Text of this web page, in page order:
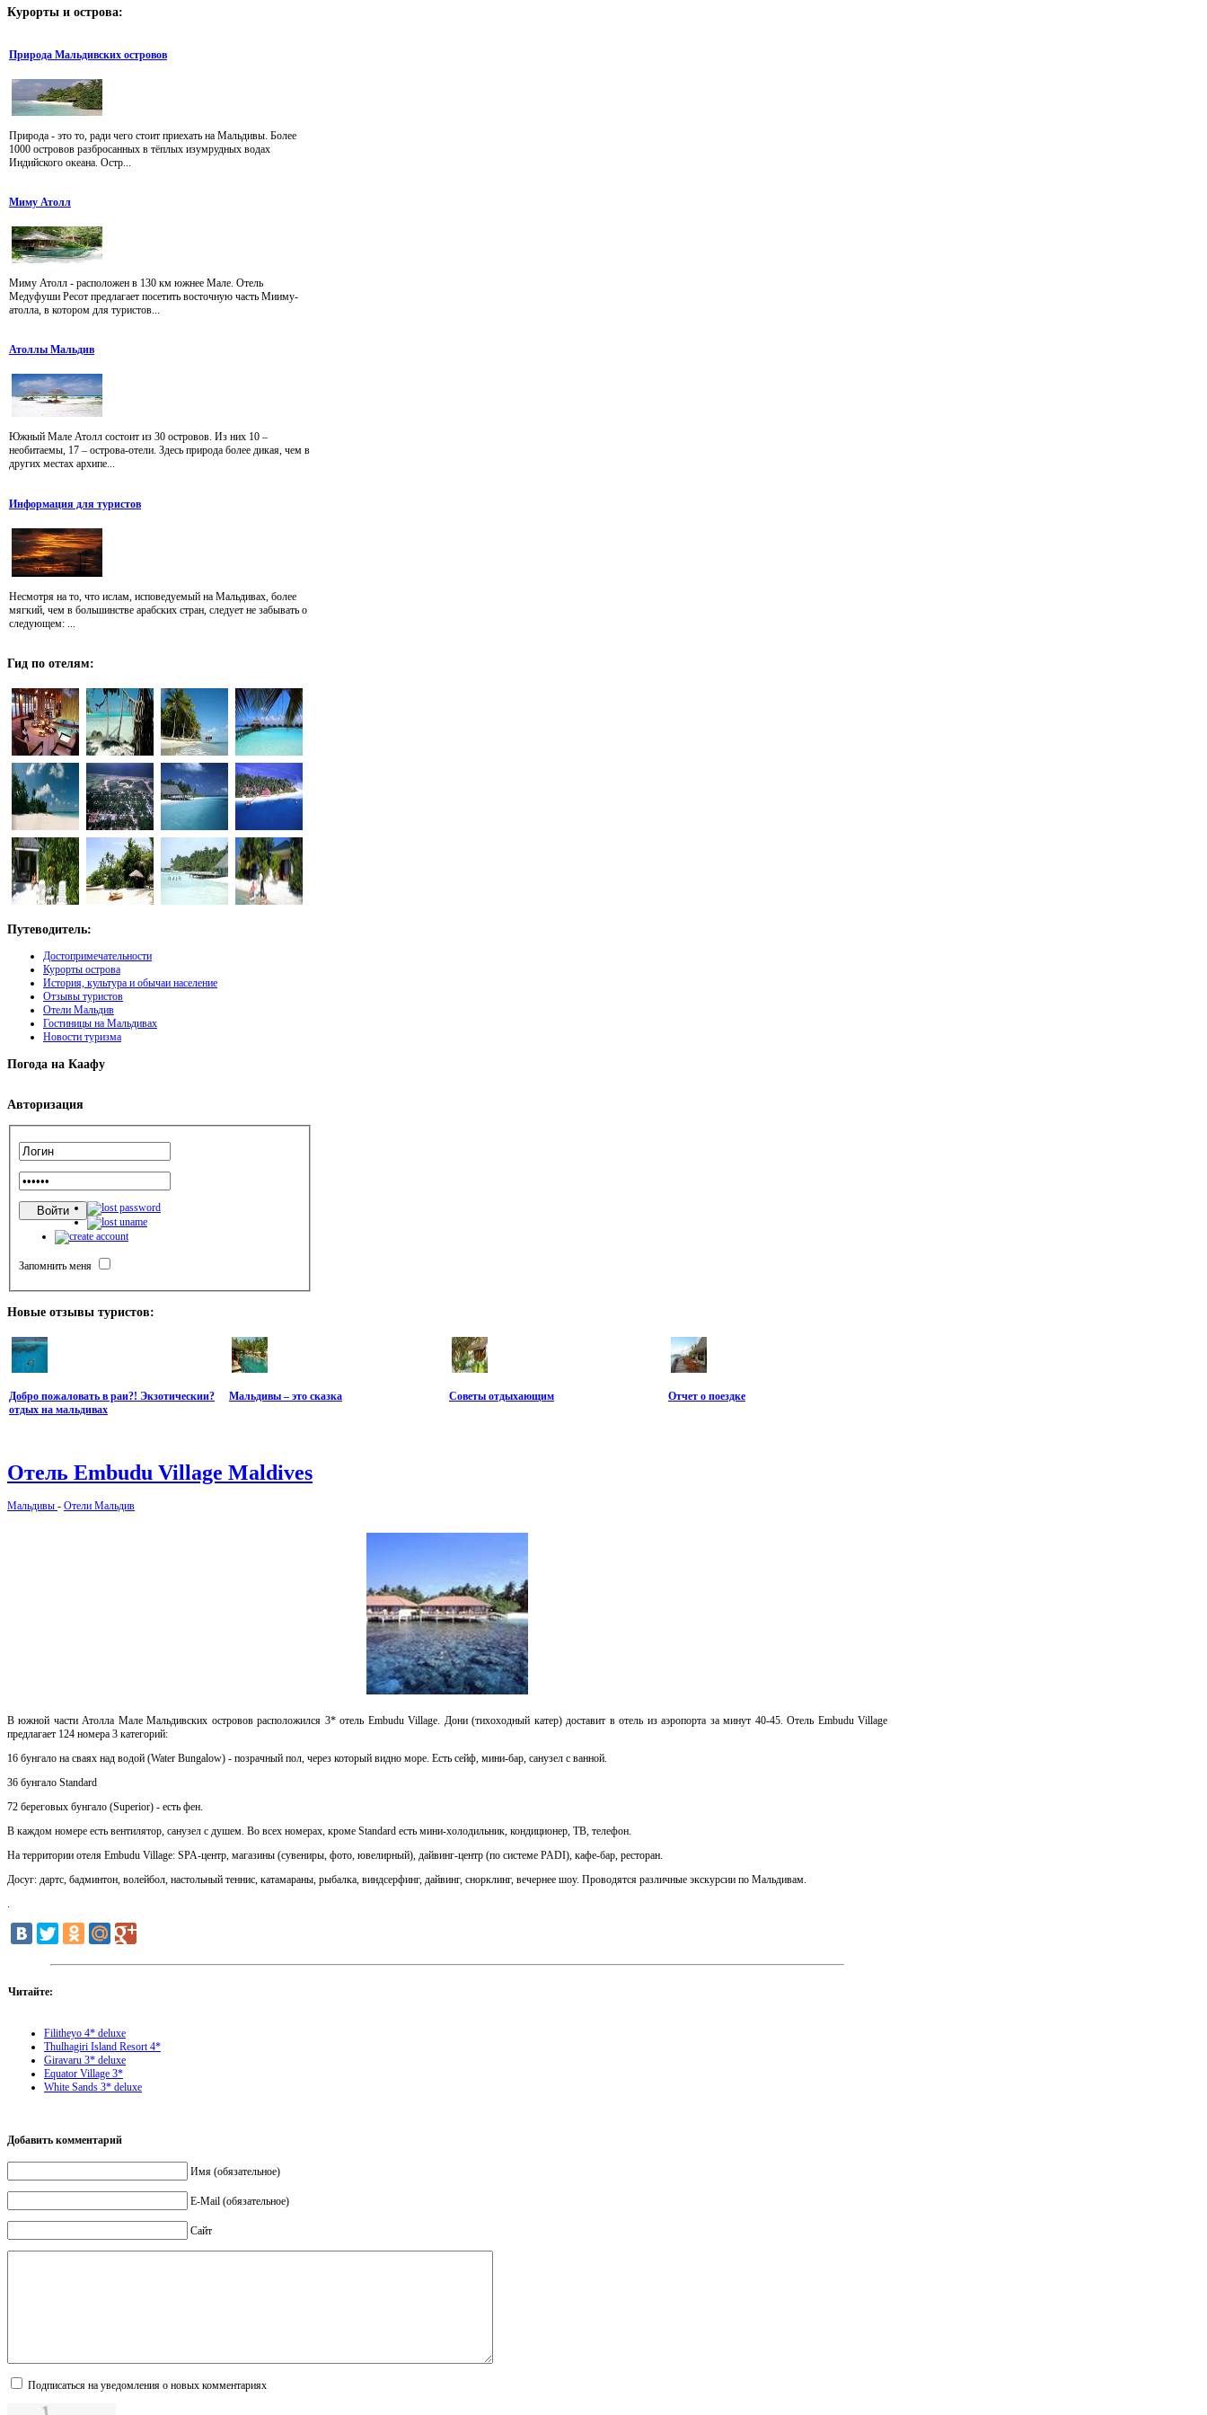
Курорты и острова:
Природа Мальдивских островов
Природа - это то, ради чего стоит приехать на Мальдивы. Более
1000 островов разбросанных в тёплых изумрудных водах
Индийского океана. Остр...
Миму Атолл
Миму Атолл - расположен в 130 км южнее Мале. Отель
Медуфуши Ресот предлагает посетить восточную часть Мииму-
атолла, в котором для туристов...
Атоллы Мальдив
Южный Мале Атолл состоит из 30 островов. Из них 10 –
необитаемы, 17 – острова-отели. Здесь природа более дикая, чем в
других местах архипе...
Информация для туристов
Несмотря на то, что ислам, исповедуемый на Мальдивах, более
мягкий, чем в большинстве арабских стран, следует не забывать о
следующем: ...
Гид по отелям:
Путеводитель:
Достопримечательности
Курорты острова
История, культура и обычаи население
Отзывы туристов
Отели Мальдив
Гостиницы на Мальдивах
Новости туризма
Погода на Каафу
Авторизация
Запомнить меня
Новые отзывы туристов:
Добро пожаловать в раи?! Экзотическии?
отдых на мальдивах
Мальдивы – это сказка Советы отдыхающим Отчет о поездке
Отель Embudu Village Maldives
Мальдивы - Отели Мальдив
В южной части Атолла Мале Мальдивских островов расположился 3* отель Embudu Village. Дони (тихоходный катер) доставит в отель из аэропорта за минут 40-45. Отель Embudu Village
предлагает 124 номера 3 категорий:
16 бунгало на сваях над водой (Water Bungalow) - позрачный пол, через который видно море. Есть сейф, мини-бар, санузел с ванной.
36 бунгало Standard
72 береговых бунгало (Superior) - есть фен.
В каждом номере есть вентилятор, санузел с душем. Во всех номерах, кроме Standard есть мини-холодильник, кондиционер, ТВ, телефон.
На территории отеля Embudu Village: SPA-центр, магазины (сувениры, фото, ювелирный), дайвинг-центр (по системе PADI), кафе-бар, ресторан.
Досуг: дартс, бадминтон, волейбол, настольный теннис, катамараны, рыбалка, виндсерфинг, дайвинг, снорклинг, вечернее шоу. Проводятся различные экскурсии по Мальдивам.
.
Читайте:
Filitheyo 4* deluxe
Thulhagiri Island Resort 4*
Giravaru 3* deluxe
Equator Village 3*
White Sands 3* deluxe
Добавить комментарий
Имя (обязательное)
E-Mail (обязательное)
Сайт
Подписаться на уведомления о новых комментариях